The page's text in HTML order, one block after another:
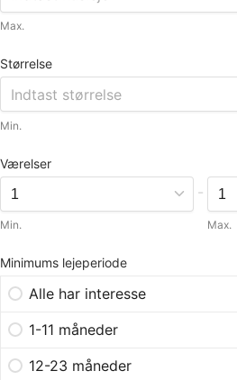
Max.
Størrelse
Min.
Værelser
Min.
-
Max.
Minimums lejeperiode
Alle har interesse
1-11 måneder
12-23 måneder